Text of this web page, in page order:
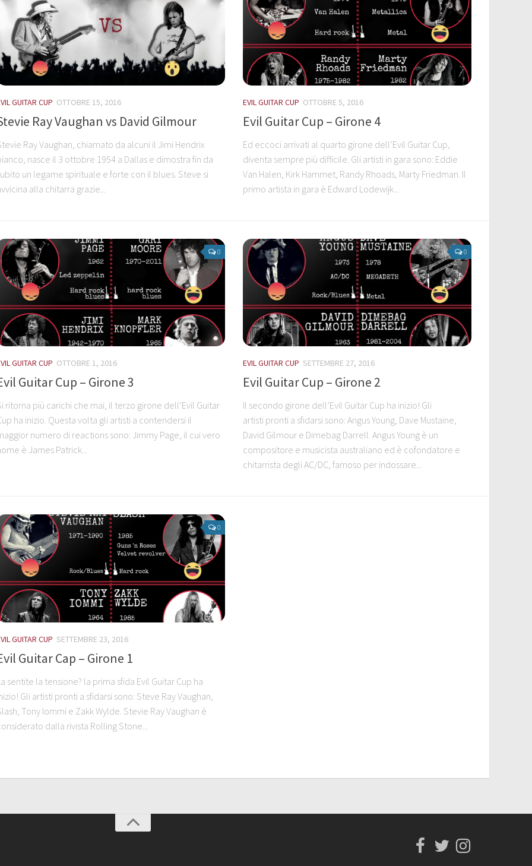
GUITAR CUP OTTOBRE 15, 2016
Ray Vaughan vs David Gilmour
Ray Vaughan, chiamato da alcuni il Jimi Hendrix
nasce il 3 ottobre 1954 a Dallas e dimostra fin da
un legame spirituale e forte con il blues. Steve si
alla chitarra grazie...
EVIL GUITAR CUP OTTOBRE 5, 2016
Evil Guitar Cup – Girone 4
Ed eccoci arrivati al quarto girone dell’Evil Guitar Cup,
diventa sempre più difficile. Gli artisti in gara sono: Eddie
Van Halen, Kirk Hammet, Randy Rhoads, Marty Friedman. Il
primo artista in gara è Edward Lodewijk...
0
GUITAR CUP OTTOBRE 1, 2016
Guitar Cup – Girone 3
ritorna più carichi che mai, il terzo girone dell’Evil Guitar
ha inizio. Questa volta gli artisti a contendersi il
numero di reactions sono: Jimmy Page, il cui vero
è James Patrick...
0
EVIL GUITAR CUP SETTEMBRE 27, 2016
Evil Guitar Cup – Girone 2
Il secondo girone dell’Evil Guitar Cup ha inizio! Gli
artisti pronti a sfidarsi sono: Angus Young, Dave Mustaine,
David Gilmour e Dimebag Darrell. Angus Young è un
compositore e musicista australiano ed è cofondatore e
chitarrista degli AC/DC, famoso per indossare...
0
GUITAR CUP SETTEMBRE 23, 2016
Guitar Cap – Girone 1
sentite la tensione? la prima sfida Evil Guitar Cup ha
Gli artisti pronti a sfidarsi sono: Steve Ray Vaughan,
Tony Iommi e Zakk Wylde. Stevie Ray Vaughan è
dalla rivista Rolling Stone...